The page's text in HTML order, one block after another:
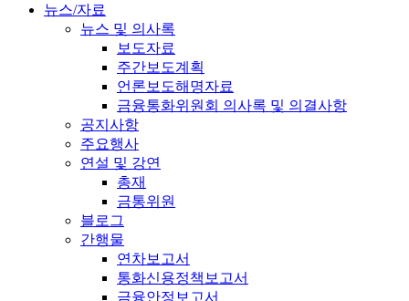
뉴스/자료
뉴스 및 의사록
보도자료
주간보도계획
언론보도해명자료
금융통화위원회 의사록 및 의결사항
공지사항
주요행사
연설 및 강연
총재
금통위원
블로그
간행물
연차보고서
통화신용정책보고서
금융안정보고서